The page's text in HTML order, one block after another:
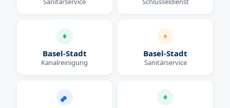
Basel-Stadt
Kanalreinigung
Basel-Stadt
Sanitärservice